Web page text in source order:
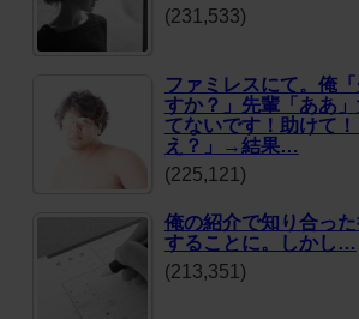
(231,533)
ファミレスにて。俺
すか？」先輩「ああ
てないです！助けて
え？」→結果…
(225,121)
俺の紹介で知り合っ
することに。しかし…
(213,351)